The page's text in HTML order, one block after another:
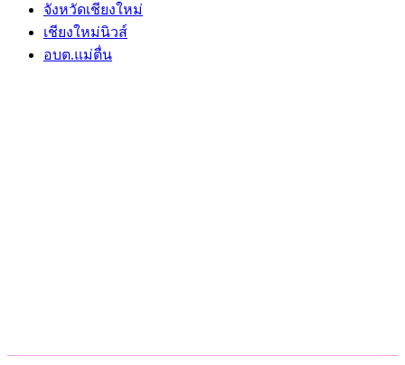
จังหวัดเชียงใหม่
เชียงใหม่นิวส์
อบต.แม่ตื่น